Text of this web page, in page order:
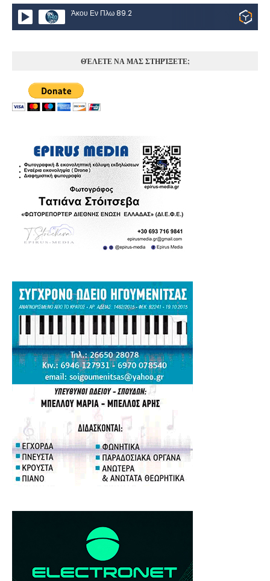
Άκου Εν Πλω 89.2
ΘΈΛΕΤΕ ΝΑ ΜΑΣ ΣΤΗΡΊΞΕΤΕ;